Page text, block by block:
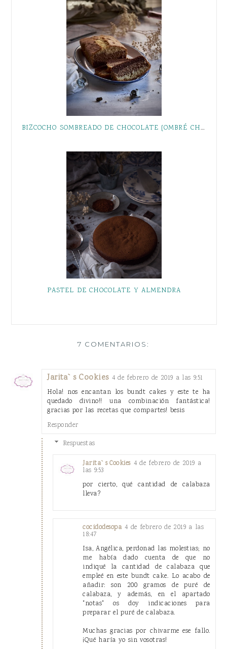
BIZCOCHO SOMBREADO DE CHOCOLATE {OMBRÉ CHOCOLATE POUND CAKE }
PASTEL DE CHOCOLATE Y ALMENDRA
7 COMENTARIOS:
Jarita`s Cookies 4 de febrero de 2019 a las 9:51
Hola! nos encantan los bundt cakes y este te ha
quedado divino!! una combinación fantástica!
gracias por las recetas que compartes! besis
Responder
Respuestas
Jarita`s Cookies 4 de febrero de 2019 a
las 9:53
por cierto, qué cantidad de calabaza
lleva?
cocidodesopa 4 de febrero de 2019 a las
18:47
Isa, Angélica, perdonad las molestias; no
me había dado cuenta de que no
indiqué la cantidad de calabaza que
empleé en este bundt cake. Lo acabo de
añadir: son 200 gramos de puré de
calabaza, y además, en el apartado
"notas" os doy indicaciones para
preparar el puré de calabaza.
Muchas gracias por chivarme ese fallo.
¡Qué haría yo sin vosotras!